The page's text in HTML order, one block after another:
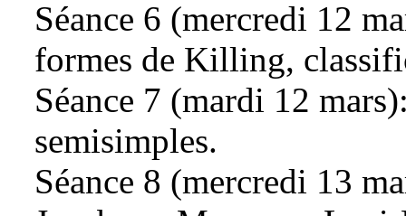
Séance 6 (mercredi 12
formes de Killing,
Séance 7 (mardi 12
semisimples.
Séance 8 (mercredi 13